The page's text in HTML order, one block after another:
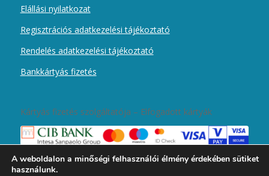
Elállási nyilatkozat
Regisztrációs adatkezelési tájékoztató
Rendelés adatkezelési tájékoztató
Bankkártyás fizetés
Kártyás fizetés szolgáltatója – Elfogadott kártyák
A weboldalon a minőségi felhasználói élmény érdekében sütiket
használunk.